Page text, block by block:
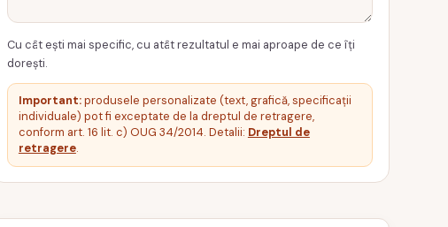
Cu cât ești mai specific, cu atât rezultatul e mai aproape de ce îți
dorești.
Important:produsele personalizate (text, grafică, specificații
individuale) pot fi exceptate de la dreptul de retragere,
conform art. 16 lit. c) OUG 34/2014. Detalii: Dreptul de
retragere.